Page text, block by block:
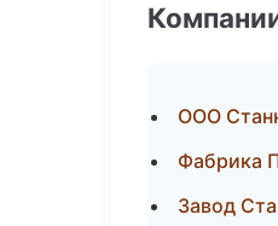
ООО
Фабрика
Завод